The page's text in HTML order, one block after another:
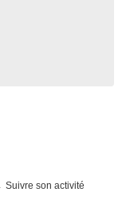
Suivre son activité